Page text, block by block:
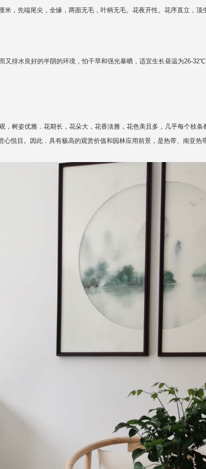
米，先端尾尖，全缘，两面无毛，叶柄无毛。花夜开性。花序直立，顶
排水良好的半阴的环境，怕干旱和强光暴晒，适宜生长昼温为26-
树姿优雅．花期长，花朵大，花香淡雅，花色美且多，几乎每个枝条
心悦目。因此．具有极高的观赏价值和园林应用前景，是热带、南亚热